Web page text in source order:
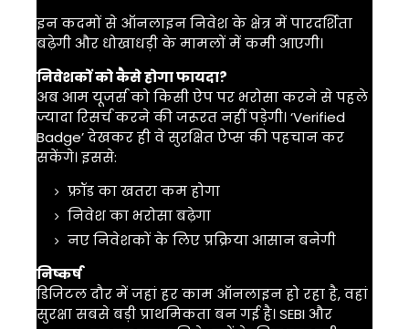
इन कदमों से ऑनलाइन निवेश के क्षेत्र में पारदर्शिता
बढ़ेगी और धोखाधड़ी के मामलों में कमी आएगी।
निवेशकों को कैसे होगा फायदा?
अब आम यूजर्स को किसी ऐप पर भरोसा करने से पहले
ज्यादा रिसर्च करने की जरूरत नहीं पड़ेगी। ‘Verified
Badge’ देखकर ही वे सुरक्षित ऐप्स की पहचान कर
सकेंगे। इससे:
फ्रॉड का खतरा कम होगा
निवेश का भरोसा बढ़ेगा
नए निवेशकों के लिए प्रक्रिया आसान बनेगी
निष्कर्ष
डिजिटल दौर में जहां हर काम ऑनलाइन हो रहा है, वहां
सुरक्षा सबसे बड़ी प्राथमिकता बन गई है। SEBI और